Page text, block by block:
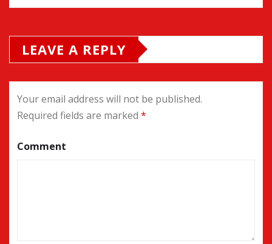
LEAVE A REPLY
Your email address will not be published.
Required fields are marked *
Comment